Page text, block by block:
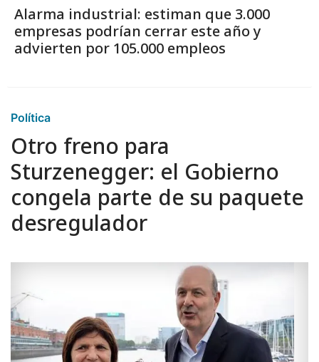
Alarma industrial: estiman que 3.000
empresas podrían cerrar este año y
advierten por 105.000 empleos
Política
Otro freno para
Sturzenegger: el Gobierno
congela parte de su paquete
desregulador